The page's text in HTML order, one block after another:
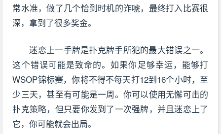
常水准，做了几个恰到时机的诈唬，最终打入比赛很
深，拿到了很多奖金。
迷恋上一手牌是扑克牌手所犯的最大错误之一。
这个错误可能是致命的。如果你足够幸运，能够打
WSOP锦标赛，你将不得不每天打12到16个小时，至
少三天，甚至有可能是一周。你可以使用无懈可击的
扑克策略，但只要你发到了一次强牌，并且迷恋上了
它，你可能就会出局。